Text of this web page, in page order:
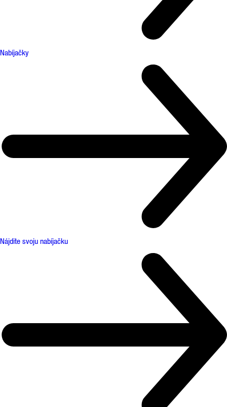
Nabíjačky
Nájdite svoju nabíjačku